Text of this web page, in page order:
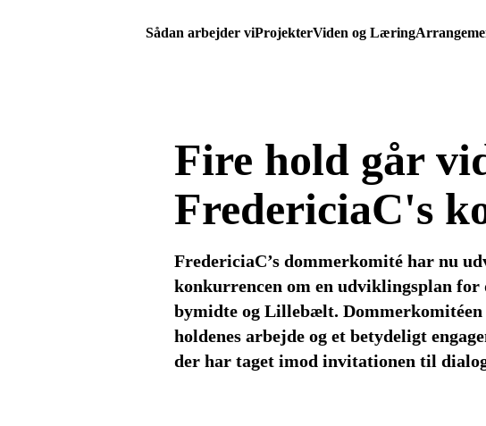
Sådan arbejder viProjekterViden og Læring
Fire hold går
FredericiaC's
FredericiaC’s dommerkomité har nu
konkurrencen om en udviklingsplan for
bymidte og Lillebælt.
holdenes arbejde og et betydeligt
der har taget imod invitationen til